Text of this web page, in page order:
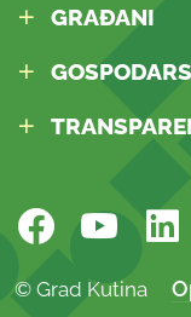
GRAĐANI
© Grad Kutina